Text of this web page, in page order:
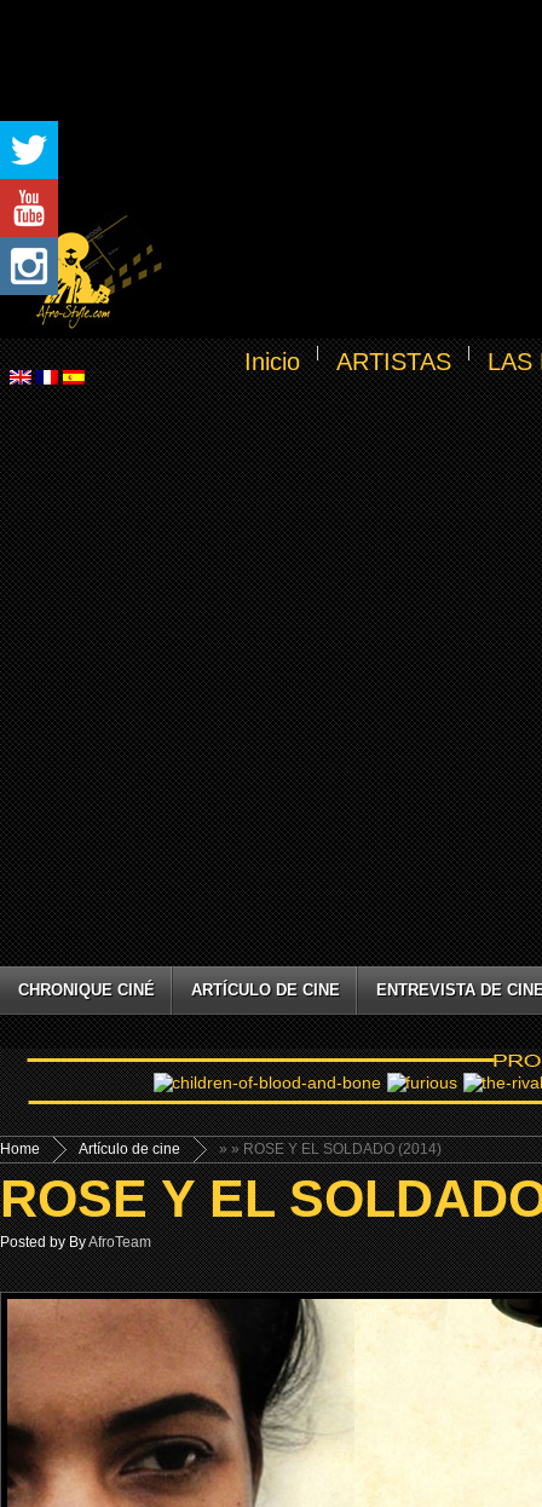
Inicio ARTISTAS LAS
CHRONIQUE CINÉ ARTÍCULO DE CINE ENTREVISTA DE
Home »
Artículo de cine » ROSE Y EL SOLDADO (2014)
ROSE Y EL
Posted by ByAfroTeam